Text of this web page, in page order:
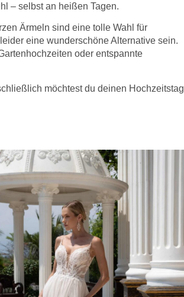
– selbst an heißen Tagen.
Ärmeln sind eine tolle Wahl für
eine wunderschöne Alternative sein.
oder entspannte
möchtest du deinen Hochzeitstag